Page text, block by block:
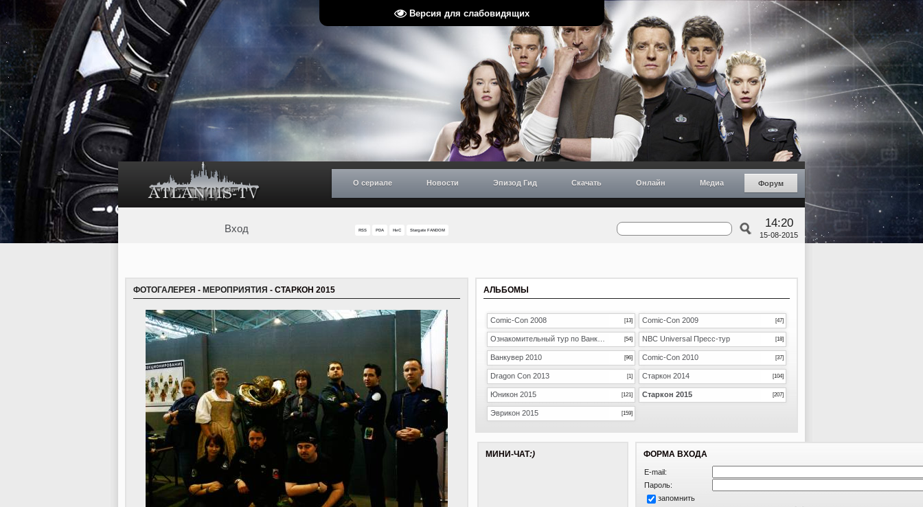
Версия для слабовидящих
О сериале Новости Эпизод Гид Скачать Онлайн Медиа Форум
Вход RSS PDA НиС Stargate FANDOM
14:20
15-08-2015
ФОТОГАЛЕРЕЯ - МЕРОПРИЯТИЯ - СТАРКОН 2015 АЛЬБОМЫ
Comic-Con 2008 [13] Comic-Con 2009 [47]
[54] NBC Universal Пресс-тур [18]
Ванкувер 2010 [96] Comic-Con 2010 [37]
Dragon Con 2013 [1] Старкон 2014 [104]
Юникон 2015 [121] Старкон 2015 [207]
Эврикон 2015 [159]
МИНИ-ЧАТ:) ФОРМА ВХОДА
E-mail:
Пароль:
запомнить